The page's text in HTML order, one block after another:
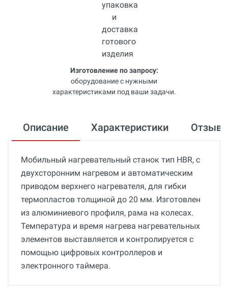
Изготовление по запросу:
оборудование с нужными
характеристиками под ваши задачи.
Описание Характеристики
Мобильный нагревательный станок тип HBR, с
двухсторонним нагревом и автоматическим
приводом верхнего нагревателя, для гибки
термопластов толщиной до 20 мм. Изготовлен
из алюминиевого профиля, рама на колесах.
Температура и время нагрева нагревательных
элементов выставляется и контролируется с
помощью цифровых контроллеров и
электронного таймера.